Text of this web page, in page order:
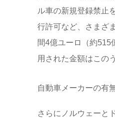
ル車の新規登録禁止
行許可など、さまざ
間4億ユーロ（約515
用された金額はこの
自動車メーカーの有
さらにノルウェーと